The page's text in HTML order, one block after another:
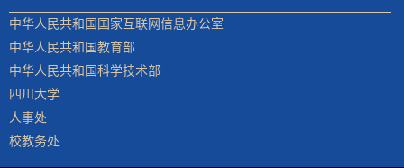
中华人民共和国国家互联网信息办公室
中华人民共和国教育部
中华人民共和国科学技术部
四川大学
人事处
校教务处